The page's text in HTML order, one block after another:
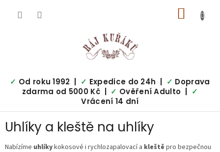
KOŠÍK
✓ Od roku 1992 | ✓ Expedice do 24h | ✓ Doprava
zdarma od 5000 Kč | ✓ Ověření Adulto |
✓
Vrácení 14 dní
Uhlíky a kleště na uhlíky
Nabízíme uhlíkykokosové i rychlozapalovací a kleště pro bezpečnou